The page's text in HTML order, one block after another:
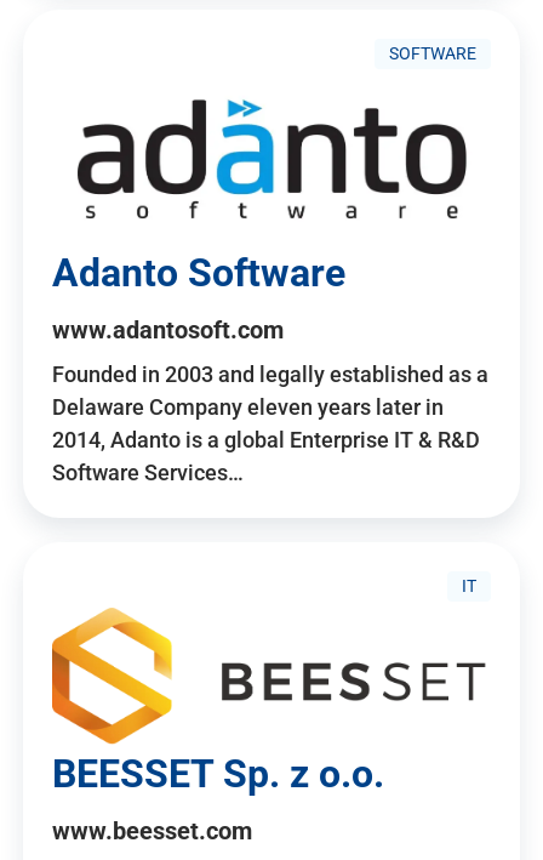
SOFTWARE
Adanto Software
www.adantosoft.com
Founded in 2003 and legally established as a
Delaware Company eleven years later in
2014, Adanto is a global Enterprise IT & R&D
Software Services…
IT
BEESSET Sp. z o.o.
www.beesset.com